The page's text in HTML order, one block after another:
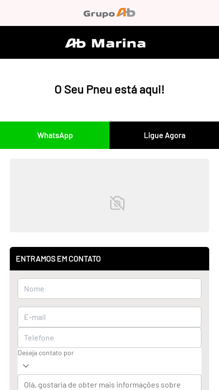
O Seu Pneu está aqui!
WhatsApp Ligue Agora
ENTRAMOS EM CONTATO
Deseja contato por